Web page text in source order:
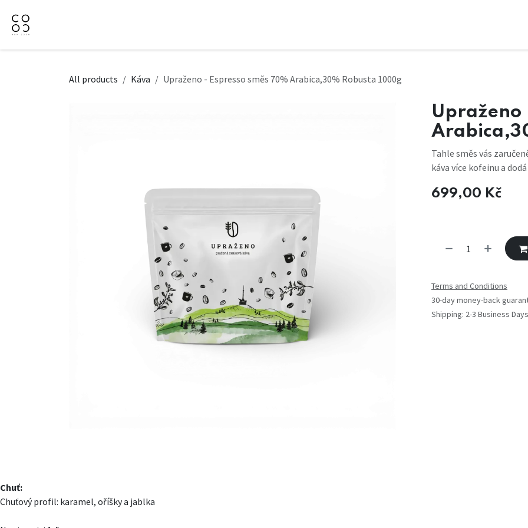
All products Káva Upraženo - Espresso směs 70% Arabica,30% Robusta 1000g
Upraženo
Tahle směs vás
káva více kofeinu a
699,00 Kč
Terms and Conditions
30-day money-back
Shipping: 2-3 Business Days
Chuť:
Chuťový profil: karamel, oříšky a jablka